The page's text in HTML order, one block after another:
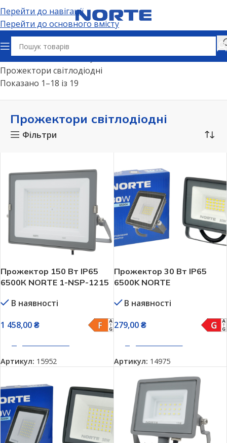
Перейти до навігації
Перейти до основного вмісту
Головна Освітлення Вуличне освітлення
Прожектори світлодіодні
Показано 1–18 із 19
Прожектори світлодіодні
Фільтри
Прожектор 150 Вт IP65
6500К NORTE 1-NSP-1215
В наявності
1 458,00₴
Артикул: 15952
Прожектор 30 Вт IP65
6500K NORTE
В наявності
279,00₴
Артикул: 14975